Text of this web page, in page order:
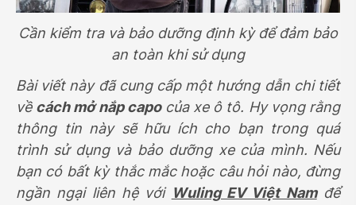
Cần kiểm tra và bảo dưỡng định kỳ để đảm bảo
an toàn khi sử dụng
Bài viết này đã cung cấp một hướng dẫn chi tiết
về cách mở nắp capocủa xe ô tô. Hy vọng rằng
thông tin này sẽ hữu ích cho bạn trong quá
trình sử dụng và bảo dưỡng xe của mình. Nếu
bạn có bất kỳ thắc mắc hoặc câu hỏi nào, đừng
ngần ngại liên hệ với Wuling EV Việt Namđể